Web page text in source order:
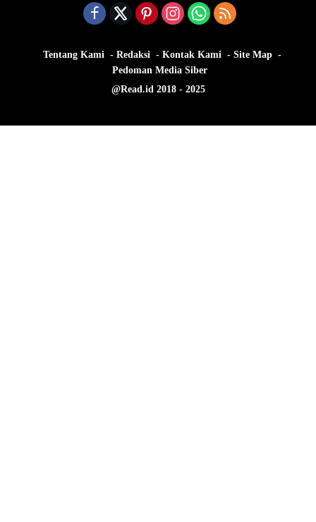
Tentang Kami Redaksi Kontak Kami
Site Map
Pedoman Media Siber
@Read.id 2018 - 2025